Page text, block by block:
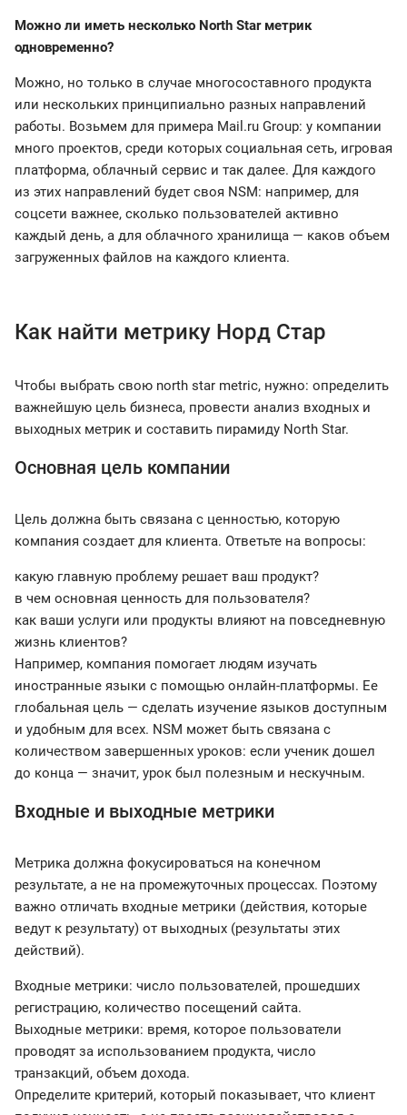
Можно ли иметь несколько North Star метрик
одновременно?
Можно, но только в случае многосоставного продукта
или нескольких принципиально разных направлений
работы. Возьмем для примера Mail.ru Group: у компании
много проектов, среди которых социальная сеть, игровая
платформа, облачный сервис и так далее. Для каждого
из этих направлений будет своя NSM: например, для
соцсети важнее, сколько пользователей активно
каждый день, а для облачного хранилища — каков объем
загруженных файлов на каждого клиента.
Как найти метрику Норд Cтар
Чтобы выбрать свою north star metric, нужно: определить
важнейшую цель бизнеса, провести анализ входных и
выходных метрик и составить пирамиду North Star.
Основная цель компании
Цель должна быть связана с ценностью, которую
компания создает для клиента. Ответьте на вопросы:
какую главную проблему решает ваш продукт?
в чем основная ценность для пользователя?
как ваши услуги или продукты влияют на повседневную
жизнь клиентов?
Например, компания помогает людям изучать
иностранные языки с помощью онлайн-платформы. Ее
глобальная цель — сделать изучение языков доступным
и удобным для всех. NSM может быть связана с
количеством завершенных уроков: если ученик дошел
до конца — значит, урок был полезным и нескучным.
Входные и выходные метрики
Метрика должна фокусироваться на конечном
результате, а не на промежуточных процессах. Поэтому
важно отличать входные метрики (действия, которые
ведут к результату) от выходных (результаты этих
действий).
Входные метрики: число пользователей, прошедших
регистрацию, количество посещений сайта.
Выходные метрики: время, которое пользователи
проводят за использованием продукта, число
транзакций, объем дохода.
Определите критерий, который показывает, что клиент